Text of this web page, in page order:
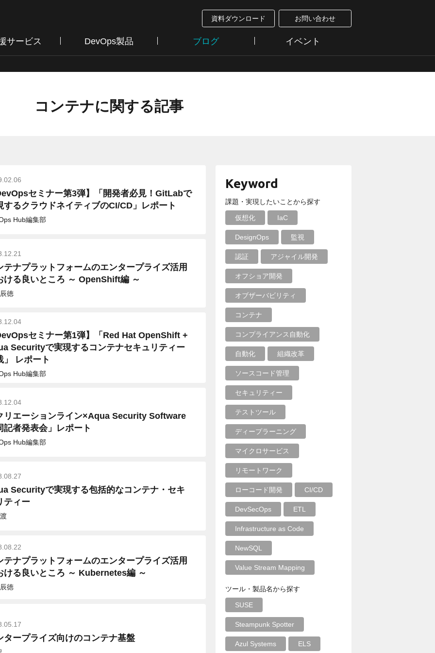
資料ダウンロード お問い合わせ
サービス DevOps製品 ブログ イベント
コンテナに関する記事
セミナー第3弾】「開発者必見！GitLabで
するクラウドネイティブのCI/CD」レポート
Hub編集部
テナプラットフォームのエンタープライズ活用
ける良いところ ～ OpenShift編 ～
徳
セミナー第1弾】「Red Hat OpenShift +
Securityで実現するコンテナセキュリティー
」 レポート
Hub編集部
リエーションライン×Aqua Security Software
記者発表会」レポート
Hub編集部
Securityで実現する包括的なコンテナ・セキ
ティー
テナプラットフォームのエンタープライズ活用
ける良いところ ～ Kubernetes編 ～
徳
タープライズ向けのコンテナ基盤
Keyword
課題・実現したいことから探す
仮想化 IaC
DesignOps 監視
認証 アジャイル開発
オフショア開発
オブザーバビリティ
コンテナ
コンプライアンス自動化
自動化 組織改革
ソースコード管理
セキュリティー
テストツール
ディープラーニング
マイクロサービス
リモートワーク
ローコード開発 CI/CD
DevSecOps ETL
Infrastructure as Code
NewSQL
Value Stream Mapping
ツール・製品名から探す
SUSE
Steampunk Spotter
Azul Systems ELS